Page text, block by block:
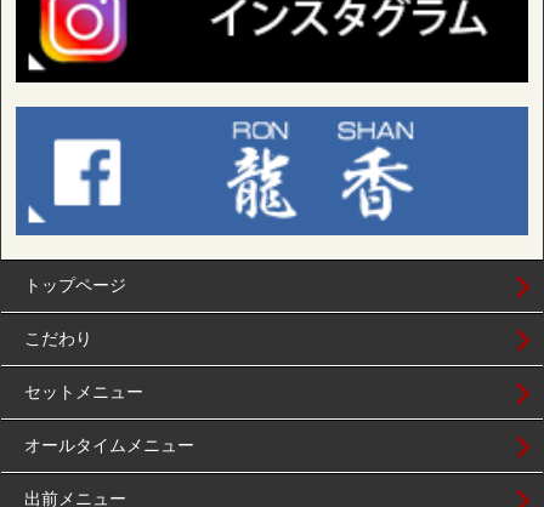
トップページ
こだわり
セットメニュー
オールタイムメニュー
出前メニュー